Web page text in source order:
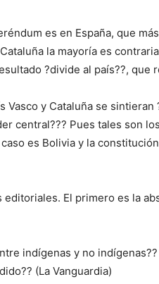
es en España, que
la mayoría es
?divide al país??, que
Vasco y Cataluña se
central??? Pues tales son
es Bolivia y la
editoriales. El primero es la
indígenas y no
(La Vanguardia)